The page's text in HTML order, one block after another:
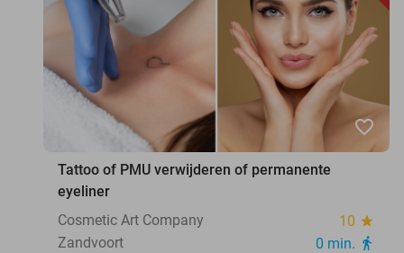
favorite_border
Tattoo of PMU verwijderen of permanente
eyeliner
Cosmetic Art Company
10 star
Zandvoort 0 min. directions_walk